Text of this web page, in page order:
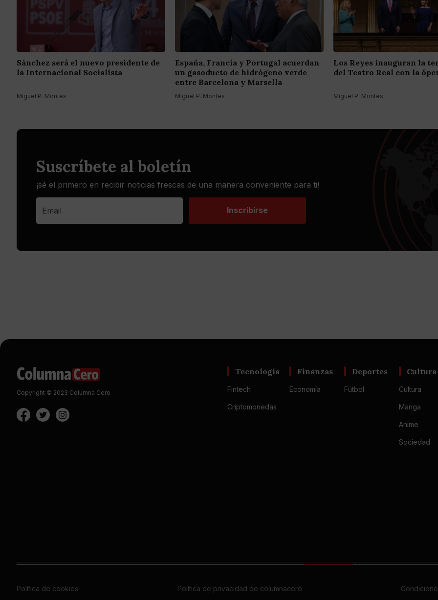
Sánchez será el nuevo presidente de
la Internacional Socialista
Miguel P. Montes
España, Francia y Portugal acuerdan
un gasoducto de hidrógeno verde
entre Barcelona y Marsella
Miguel P. Montes
Los Reyes inauguran la
del Teatro Real con la
Miguel P. Montes
Suscríbete al boletín
¡sé el primero en recibir noticias frescas de una manera conveniente para ti!
Inscribirse
Copyright © 2023 Columna Cero
Tecnología
Fintech
Criptomonedas
Finanzas
Economía
Deportes
Fútbol
Cultura
Cultura
Manga
Anime
Sociedad
Política de cookies Política de privacidad de columnacero